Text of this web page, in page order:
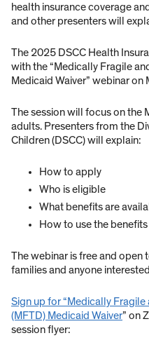
health insurance coverage
and other presenters will
The 2025 DSCC Health
with the “Medically Fragile
Medicaid Waiver” webinar
The session will focus on the
adults. Presenters from the
Children (DSCC) will explain:
How to apply
Who is eligible
What benefits are
How to use the benefits
The webinar is free and open
families and anyone
Sign up for “Medically
(MFTD) Medicaid Waiver” on
session flyer: